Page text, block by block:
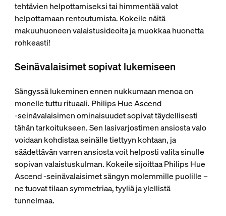
tehtävien helpottamiseksi tai himmentää valot
helpottamaan rentoutumista. Kokeile näitä
makuuhuoneen valaistusideoita ja muokkaa huonetta
rohkeasti!
Seinävalaisimet sopivat lukemiseen
Sängyssä lukeminen ennen nukkumaan menoa on
monelle tuttu rituaali. Philips Hue Ascend
‑seinävalaisimen ominaisuudet sopivat täydellisesti
tähän tarkoitukseen. Sen lasivarjostimen ansiosta valo
voidaan kohdistaa seinälle tiettyyn kohtaan, ja
säädettävän varren ansiosta voit helposti valita sinulle
sopivan valaistuskulman. Kokeile sijoittaa Philips Hue
Ascend ‑seinävalaisimet sängyn molemmille puolille –
ne tuovat tilaan symmetriaa, tyyliä ja ylellistä
tunnelmaa.